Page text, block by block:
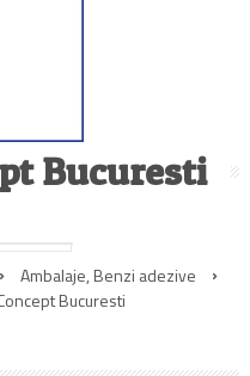
Bucuresti
Ambalaje, Benzi adezive
Bucuresti